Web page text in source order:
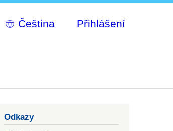
Select
your
Přihlášení
Odkazy